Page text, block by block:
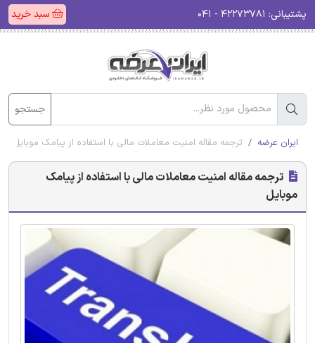
پشتیبانی: سبد خرید
جستجو
ایران عرضه ترجمه مقاله امنیت معاملات مالی با استفاده از پیامک موبایل
ترجمه مقاله امنیت معاملات مالی با استفاده از پیامک
موبایل